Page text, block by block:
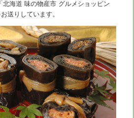
海道 味の物産市 グルメショッピン
送りしています。